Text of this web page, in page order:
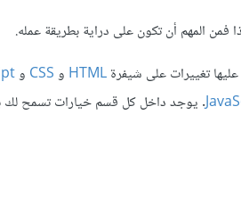
لذا فمن المهم أن تكون على دراية بطريقة عمله.
تغييرات على شيفرةHTML وCSS و
. يوجد داخل كل قسم خيارات تسمح لك